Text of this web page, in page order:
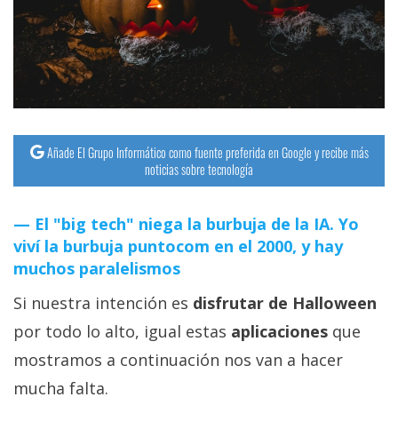
Operadores
Trucos
y
Tutoriales
Sistemas
operativos
Profesional
+
Añade El Grupo Informático como fuente preferida en Google y recibe más
noticias sobre tecnología
El "big tech" niega la burbuja de la IA. Yo
viví la burbuja puntocom en el 2000, y hay
muchos paralelismos
Si nuestra intención es disfrutar de Halloween
por todo lo alto, igual estas aplicaciones que
mostramos a continuación nos van a hacer
mucha falta.